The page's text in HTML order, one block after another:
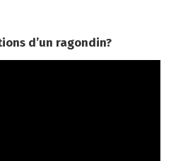
d’un ragondin?